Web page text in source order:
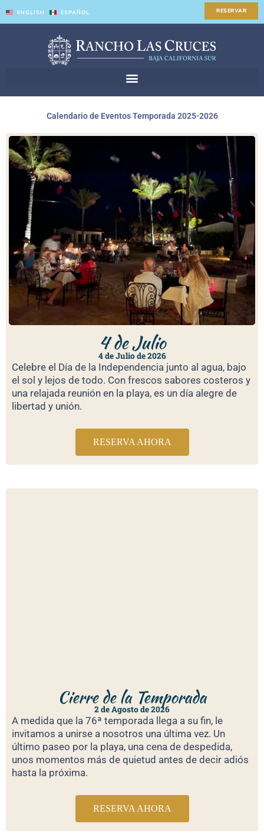
ENGLISH ESPAÑOL RESERVAR
Calendario de Eventos Temporada 2025-2026
4 de Julio
4 de Julio de 2026
Celebre el Día de la Independencia junto al agua, bajo
el sol y lejos de todo. Con frescos sabores costeros y
una relajada reunión en la playa, es un día alegre de
libertad y unión.
RESERVA AHORA
Cierre de la Temporada
2 de Agosto de 2026
A medida que la 76ª temporada llega a su fin, le
invitamos a unirse a nosotros una última vez. Un
último paseo por la playa, una cena de despedida,
unos momentos más de quietud antes de decir adiós
hasta la próxima.
RESERVA AHORA